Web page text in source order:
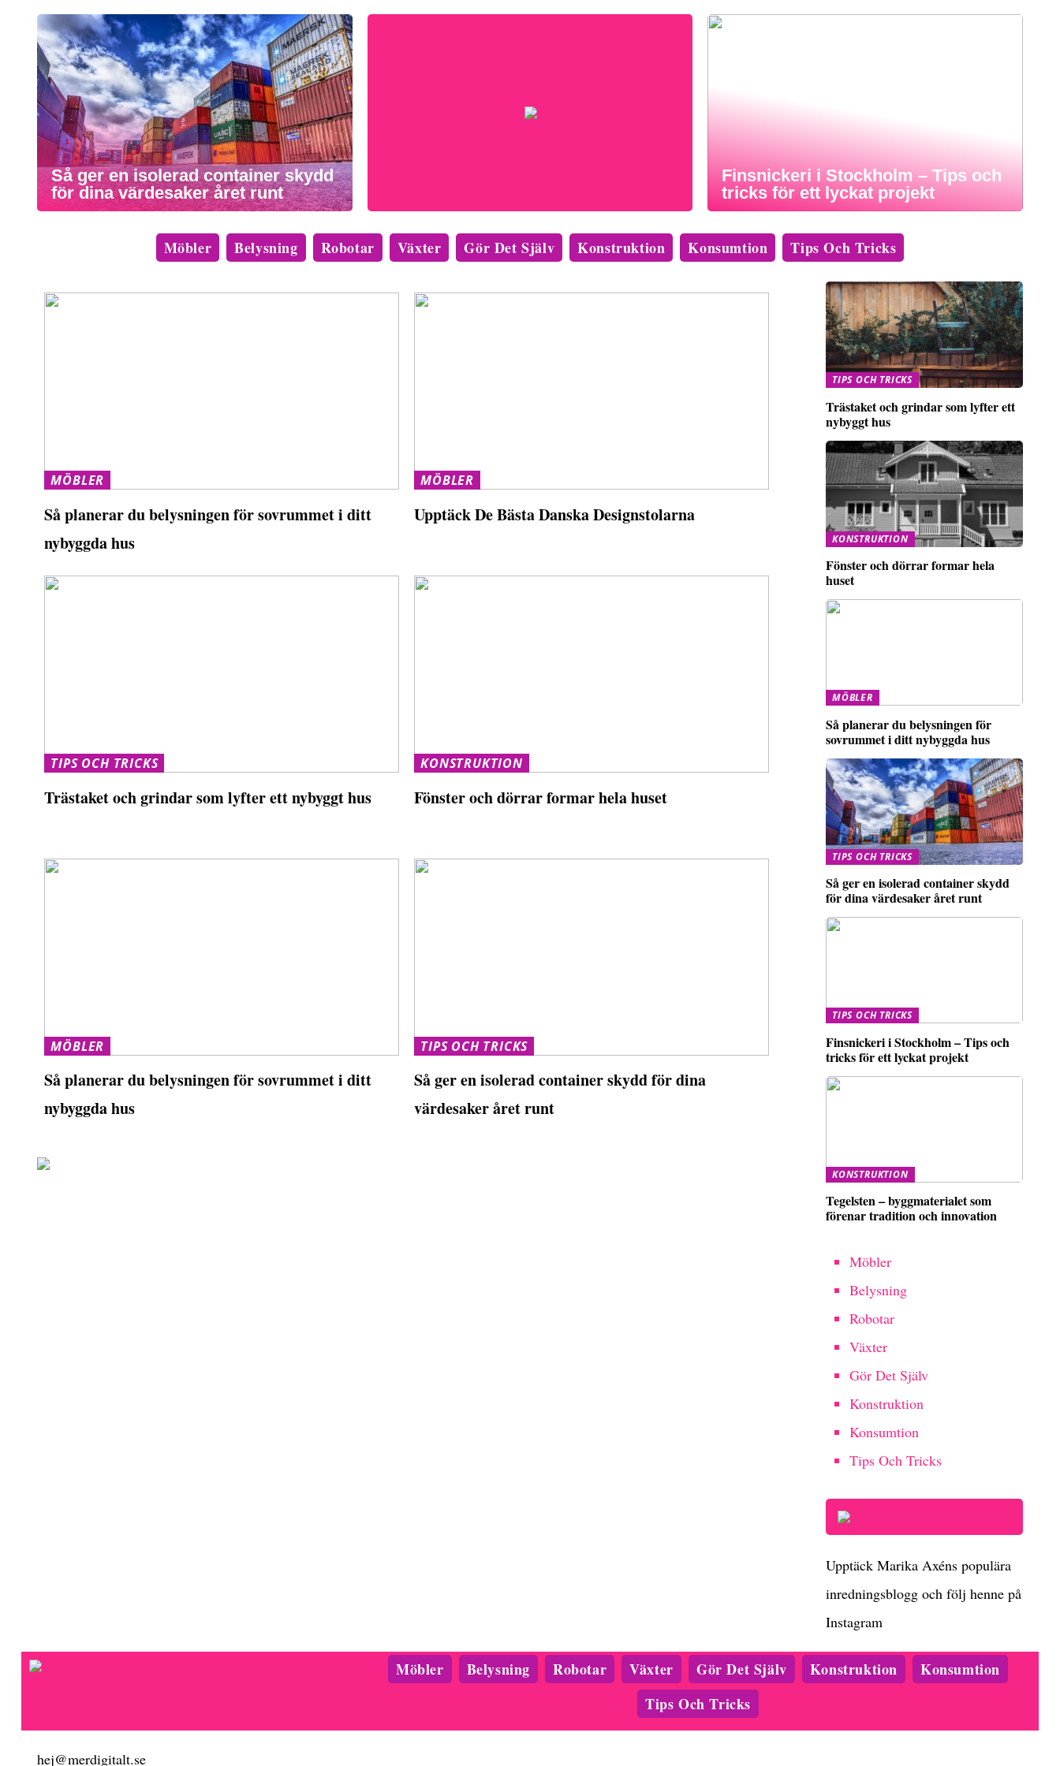
Så ger en isolerad container skydd
för dina värdesaker året runt
Finsnickeri i Stockholm – Tips och
tricks för ett lyckat projekt
Möbler Belysning Robotar Växter Gör Det Själv Konstruktion Konsumtion Tips Och Tricks
MÖBLER
Så planerar du belysningen för sovrummet i ditt
nybyggda hus
MÖBLER
Upptäck De Bästa Danska Designstolarna
TIPS OCH TRICKS
Trästaket och grindar som lyfter ett nybyggt hus
KONSTRUKTION
Fönster och dörrar formar hela huset
MÖBLER
Så planerar du belysningen för sovrummet i ditt
nybyggda hus
TIPS OCH TRICKS
Så ger en isolerad container skydd för dina
värdesaker året runt
TIPS OCH TRICKS
Trästaket och grindar som lyfter ett
nybyggt hus
KONSTRUKTION
Fönster och dörrar formar hela
huset
MÖBLER
Så planerar du belysningen för
sovrummet i ditt nybyggda hus
TIPS OCH TRICKS
Så ger en isolerad container skydd
för dina värdesaker året runt
TIPS OCH TRICKS
Finsnickeri i Stockholm – Tips och
tricks för ett lyckat projekt
KONSTRUKTION
Tegelsten – byggmaterialet som
förenar tradition och innovation
Möbler
Belysning
Robotar
Växter
Gör Det Själv
Konstruktion
Konsumtion
Tips Och Tricks
Upptäck Marika Axéns populära
inredningsblogg och följ henne på
Instagram
Möbler Belysning Robotar Växter Gör Det Själv Konstruktion
Konsumtion
Tips Och Tricks
hej@merdigitalt.se